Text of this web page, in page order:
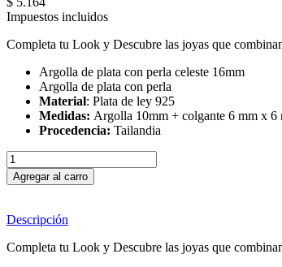
Impuestos incluidos
Completa tu Look y Descubre las joyas que
Argolla de plata con perla celeste 16mm
Argolla de plata con perla
Material: Plata de ley 925
Medidas: Argolla 10mm + colgante 6 mm x 6
Procedencia: Tailandia
Agregar al carro
Descripción
Completa tu Look y Descubre las joyas que